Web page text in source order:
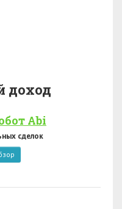
доход
Abi
сделок